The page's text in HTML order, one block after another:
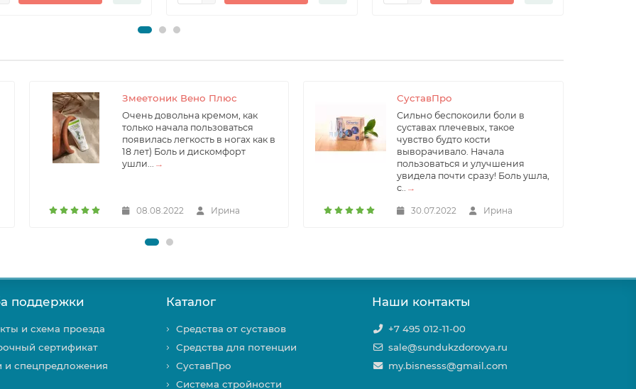
Змеетоник Вено Плюс
Очень довольна кремом, как
только начала пользоваться
появилась легкость в ногах как в
18 лет) Боль и дискомфорт
ушли...→
08.08.2022 Ирина
СуставПро
Сильно беспокоили боли в
суставах плечевых, такое
чувство будто кости
выворачивало. Начала
пользоваться и улучшения
увидела почти сразу! Боль ушла,
с.. →
30.07.2022 Ирина
поддержки
и схема проезда
сертификат
и спецпредложения
Каталог
Средства от суставов
Средства для потенции
СуставПро
Система стройности
Наши контакты
+7 495 012-11-00
sale@sundukzdorovya.ru
my.bisnesss@gmail.com